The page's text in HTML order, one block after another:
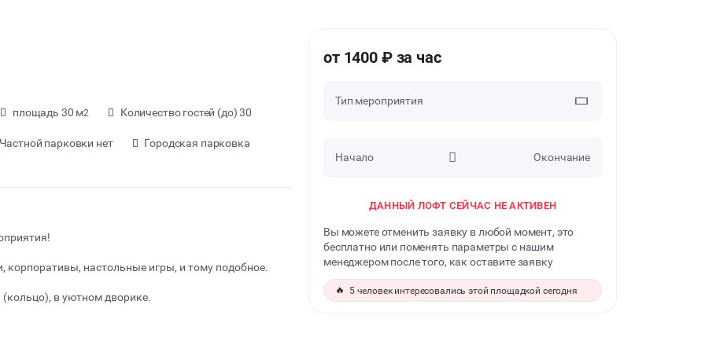
площадь 30 м2 Количество гостей (до) 30
Частной парковки нет Городская парковка
корпоративы, настольные игры, и тому подобное.
(кольцо), в уютном дворике.
от 1400 ₽ за час
Тип мероприятия
ДЕНЬ РОЖДЕНИЯ
ДЕВИЧНИК
Начало Окончание
ДАННЫЙ ЛОФТ СЕЙЧАС НЕ АКТИВЕН
Вы можете отменить заявку в любой момент, это
бесплатно или поменять параметры с нашим
менеджером после того, как оставите заявку
🔥 5 человек интересовались этой площадкой сегодня